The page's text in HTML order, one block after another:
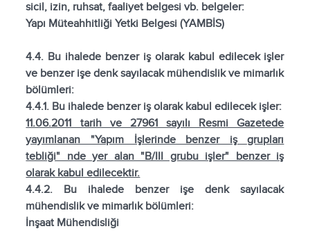
sicil, izin, ruhsat, faaliyet belgesi vb. belgeler:
Yapı Müteahhitliği Yetki Belgesi (YAMBİS)
4.4. Bu ihalede benzer iş olarak kabul edilecek işler
ve benzer işe denk sayılacak mühendislik ve mimarlık
bölümleri:
4.4.1. Bu ihalede benzer iş olarak kabul edilecek işler:
11.06.2011 tarih ve 27961 sayılı Resmi Gazetede
yayımlanan "Yapım İşlerinde benzer iş grupları
tebliği" nde yer alan "B/III grubu işler" benzer iş
olarak kabul edilecektir.
4.4.2. Bu ihalede benzer işe denk sayılacak
mühendislik ve mimarlık bölümleri:
İnşaat Mühendisliği